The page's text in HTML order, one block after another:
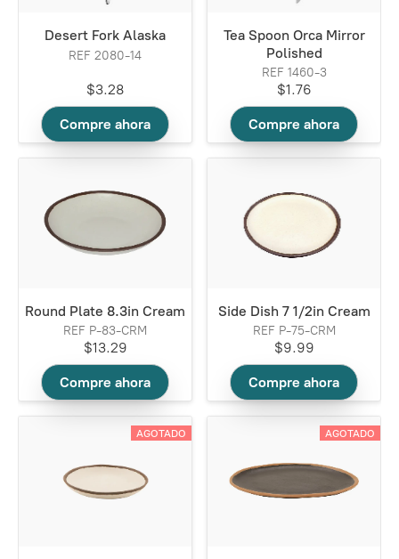
Desert Fork Alaska
REF 2080-14
$3.28
Compre ahora
Tea Spoon Orca Mirror
Polished
REF 1460-3
$1.76
Compre ahora
Round Plate 8.3in Cream
REF P-83-CRM
$13.29
Compre ahora
Side Dish 7 1/2in Cream
REF P-75-CRM
$9.99
Compre ahora
AGOTADO AGOTADO